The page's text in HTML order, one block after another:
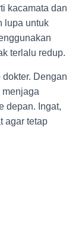
kacamata dan
lupa untuk
terlalu redup.
Dengan
menjaga
depan. Ingat,
agar tetap